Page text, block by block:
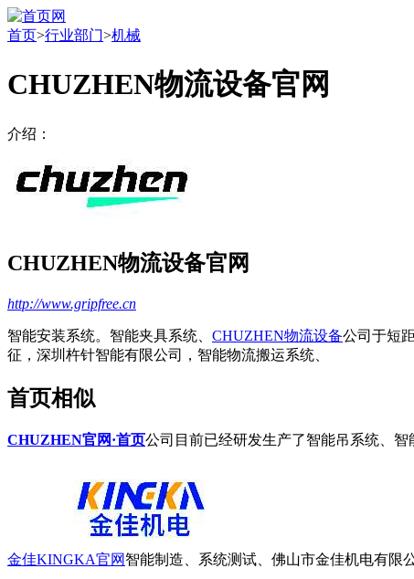
首页>行业部门>机械
CHUZHEN物流设备官网
介绍：
CHUZHEN物流设备官网
http://www.gripfree.cn
智能安装系统。智能夹具系统、 CHUZHEN物流设备公司于短
征，深圳杵针智能有限公司，智能物流搬运系统、
首页相似
CHUZHEN官网·首页公司目前已经研发生产了智能吊系统、智
金佳KINGKA官网 智能制造、系统测试、佛山市金佳机电有限